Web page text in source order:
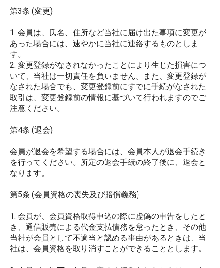
第3条 (変更)
1. 会員は、氏名、住所など当社に届け出た事項に変更が
あった場合には、速やかに当社に連絡するものとしま
す。
2. 変更登録がなされなかったことにより生じた損害につ
いて、当社は一切責任を負いません。また、変更登録が
なされた場合でも、変更登録前にすでに手続がなされた
取引は、変更登録前の情報に基づいて行われますのでご
注意ください。
第4条 (退会)
会員が退会を希望する場合には、会員本人が退会手続き
を行ってください。所定の退会手続の終了後に、退会と
なります。
第5条 (会員資格の喪失及び賠償義務)
1. 会員が、会員資格取得申込の際に虚偽の申告をしたと
き、通信販売による代金支払債務を怠ったとき、その他
当社が会員として不適当と認める事由があるときは、当
社は、会員資格を取り消すことができることとします。